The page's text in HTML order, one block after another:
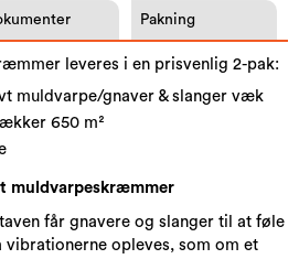
Pakning
leveres i en prisvenlig 2-pak:
muldvarpe/gnaver & slanger væk
650 m²
muldvarpeskræmmer
får gnavere og slanger til at føle
vibrationerne opleves, som om et